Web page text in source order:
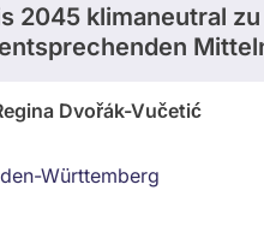
2045 klimaneutral
Dvořák-Vučetić
Württemberg